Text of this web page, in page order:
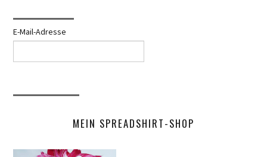
E-Mail-Adresse
MEIN SPREADSHIRT-SHOP